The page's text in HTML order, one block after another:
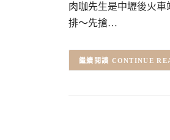
肉咖先生是中壢後火
排～先搶…
CONTINUE